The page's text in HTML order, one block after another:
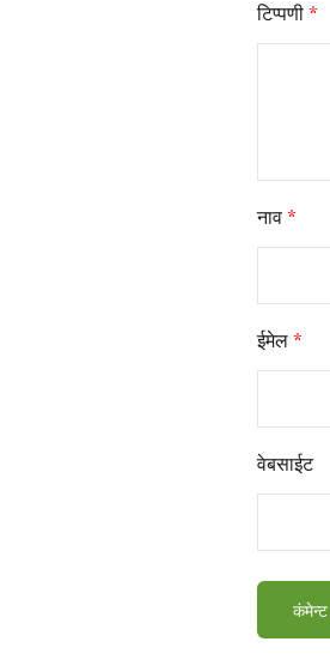
टिप्पणी *
नाव *
ईमेल *
वेबसाईट